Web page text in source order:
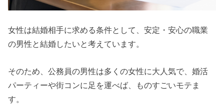
女性は結婚相手に求める条件として、安定・安心の職業
の男性と結婚したいと考えています。
そのため、公務員の男性は多くの女性に大人気で、婚活
パーティーや街コンに足を運べば、ものすごいモテま
す。